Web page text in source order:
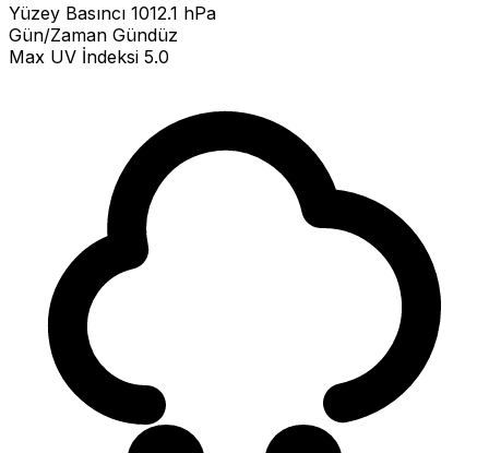
Yüzey Basıncı 1012.1 hPa
Gün/Zaman Gündüz
Max UV İndeksi 5.0